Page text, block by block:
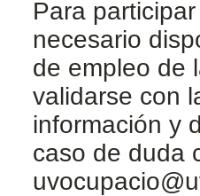
Para
necesario
de empleo de
validarse con
información y
caso de duda